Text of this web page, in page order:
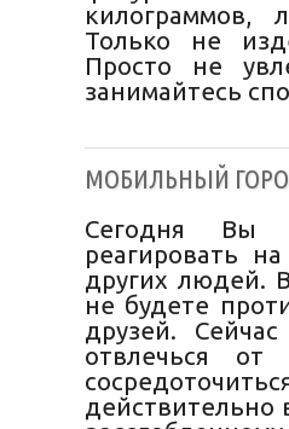
килограммов,
Только не
Просто не
занимайтесь
МОБИЛЬНЫЙ
Сегодня Вы
реагировать
других людей.
не будете
друзей.
отвлечься
действительно